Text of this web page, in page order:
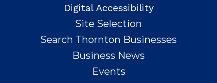
Digital Accessibility
Site Selection
Search Thornton Businesses
Business News
Events